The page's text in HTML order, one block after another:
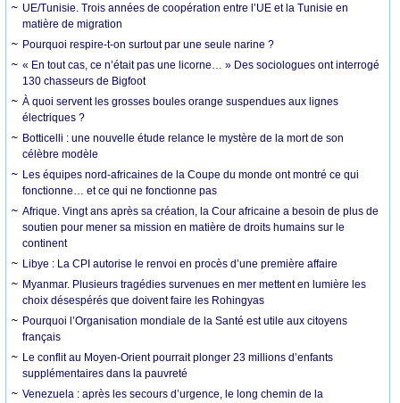
UE/Tunisie. Trois années de coopération entre l’UE et la Tunisie en
matière de migration
Pourquoi respire-t-on surtout par une seule narine ?
« En tout cas, ce n’était pas une licorne… » Des sociologues ont interrogé
130 chasseurs de Bigfoot
À quoi servent les grosses boules orange suspendues aux lignes
électriques ?
Botticelli : une nouvelle étude relance le mystère de la mort de son
célèbre modèle
Les équipes nord-africaines de la Coupe du monde ont montré ce qui
fonctionne… et ce qui ne fonctionne pas
Afrique. Vingt ans après sa création, la Cour africaine a besoin de plus de
soutien pour mener sa mission en matière de droits humains sur le
continent
Libye : La CPI autorise le renvoi en procès d’une première affaire
Myanmar. Plusieurs tragédies survenues en mer mettent en lumière les
choix désespérés que doivent faire les Rohingyas
Pourquoi l’Organisation mondiale de la Santé est utile aux citoyens
français
Le conflit au Moyen-Orient pourrait plonger 23 millions d’enfants
supplémentaires dans la pauvreté
Venezuela : après les secours d’urgence, le long chemin de la